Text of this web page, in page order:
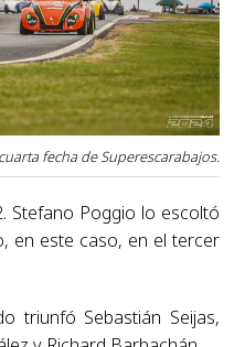
fecha de Superescarabajos.
Stefano Poggio lo escoltó
en este caso, en el tercer
triunfó Sebastián Seijas,